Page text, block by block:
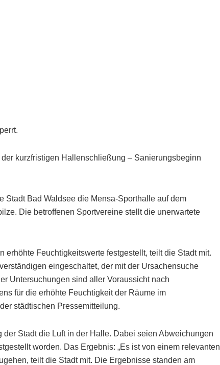
kurzfristigen Hallenschließung – Sanierungsbeginn
Stadt Bad Waldsee die Mensa-Sporthalle auf dem
Die betroffenen Sportvereine stellt die unerwartete
erhöhte Feuchtigkeitswerte festgestellt, teilt die Stadt mit.
eingeschaltet, der mit der Ursachensuche
Untersuchungen sind aller Voraussicht nach
für die erhöhte Feuchtigkeit der Räume im
städtischen Pressemitteilung.
der Stadt die Luft in der Halle. Dabei seien Abweichungen
worden. Das Ergebnis: „Es ist von einem relevanten
teilt die Stadt mit. Die Ergebnisse standen am